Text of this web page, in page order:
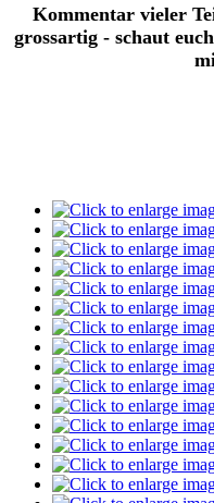
Kommentar vieler
grossartig - schaut